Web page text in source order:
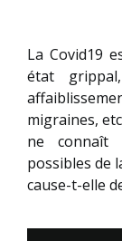
La Covid19
état
migraines,
ne connaît
possibles de
cause-t-elle